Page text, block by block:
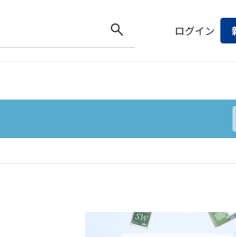
ログイン